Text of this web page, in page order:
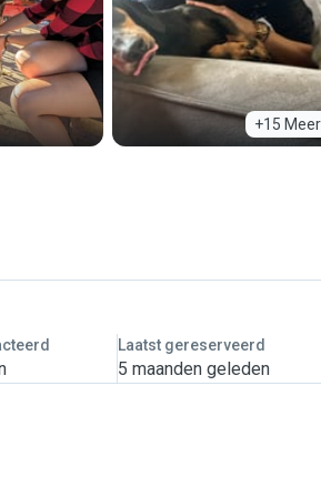
+15 Meer
Laatst gereserveerd
5 maanden geleden